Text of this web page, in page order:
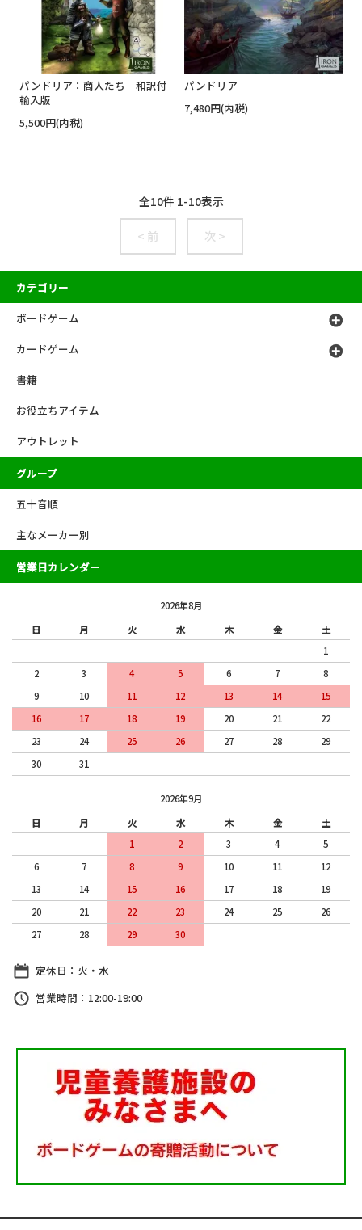
パンドリア：商人たち 和訳付
輸入版
5,500円(内税)
パンドリア
7,480円(内税)
全10件 1-10表示
< 前 次 >
カテゴリー
ボードゲーム
カードゲーム
書籍
お役立ちアイテム
アウトレット
グループ
五十音順
主なメーカー別
営業日カレンダー
2026年8月
日
月 火 水 木 金
土
1
2
3 4 5 6 7
8
9
10 11 12 13 14
15
16
17 18 19 20 21
22
23
24 25 26 27 28
29
30
31
2026年9月
日
月 火 水 木 金
土
1
2 3 4
5
6
7 8 9 10 11
12
13
14 15 16 17 18
19
20
21 22 23 24 25
26
27
28 29 30
定休日：火・水
営業時間：12:00-19:00